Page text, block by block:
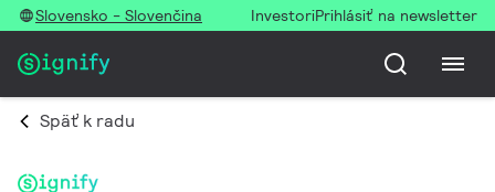
Slovensko - Slovenčina InvestoriPrihlásiť na newsletter
Späť k radu